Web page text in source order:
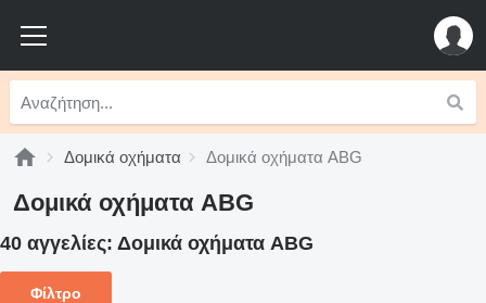
Δομικά οχήματα Δομικά οχήματα ABG
Δομικά οχήματα ABG
40 αγγελίες: Δομικά οχήματα ABG
Φίλτρο